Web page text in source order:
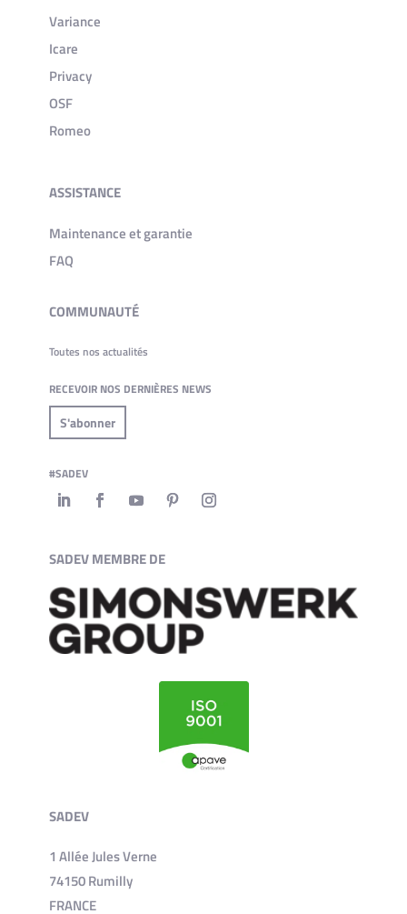
Variance
Icare
Privacy
OSF
Romeo
ASSISTANCE
Maintenance et garantie
FAQ
COMMUNAUTÉ
Toutes nos actualités
RECEVOIR NOS DERNIÈRES NEWS
S'abonner
#SADEV
SADEV MEMBRE DE
SADEV
1 Allée Jules Verne
74150 Rumilly
FRANCE